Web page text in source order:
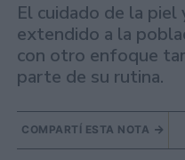
El cuidado de la piel
extendido a la
con otro enfoque
parte de su rutina.
COMPARTÍ ESTA NOTA